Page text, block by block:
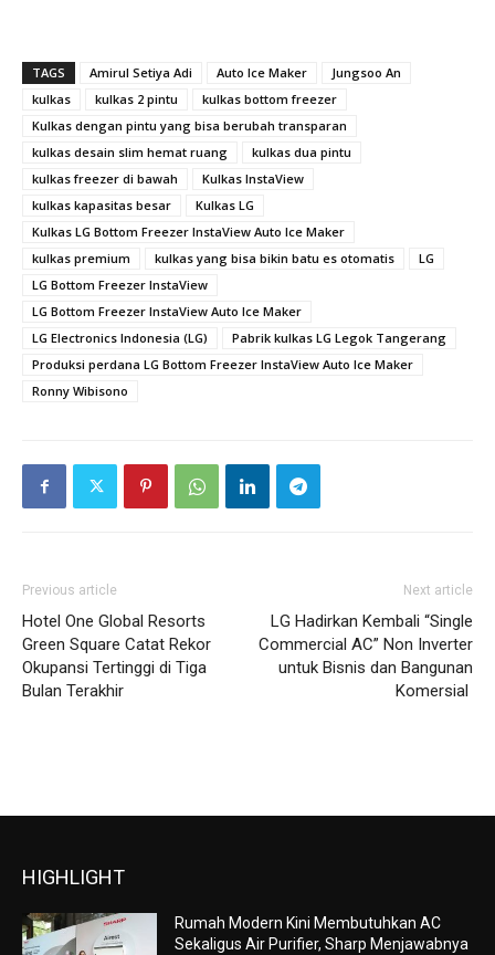
TAGS Amirul Setiya Adi Auto Ice Maker
Jungsoo An
kulkas
kulkas 2 pintu
kulkas bottom freezer
Kulkas dengan pintu yang bisa berubah transparan
kulkas desain slim hemat ruang
kulkas dua pintu
kulkas freezer di bawah
Kulkas InstaView
kulkas kapasitas besar
Kulkas LG
Kulkas LG Bottom Freezer InstaView Auto Ice Maker
kulkas premium
kulkas yang bisa bikin batu es otomatis
LG
LG Bottom Freezer InstaView
LG Bottom Freezer InstaView Auto Ice Maker
LG Electronics Indonesia (LG)
Pabrik kulkas LG Legok Tangerang
Produksi perdana LG Bottom Freezer InstaView Auto Ice Maker
Ronny Wibisono
Previous article
Hotel One Global Resorts
Green Square Catat Rekor
Okupansi Tertinggi di Tiga
Bulan Terakhir
Next article
LG Hadirkan Kembali “Single
Commercial AC” Non Inverter
untuk Bisnis dan Bangunan
Komersial
HIGHLIGHT
Rumah Modern Kini Membutuhkan AC
Sekaligus Air Purifier, Sharp Menjawabnya